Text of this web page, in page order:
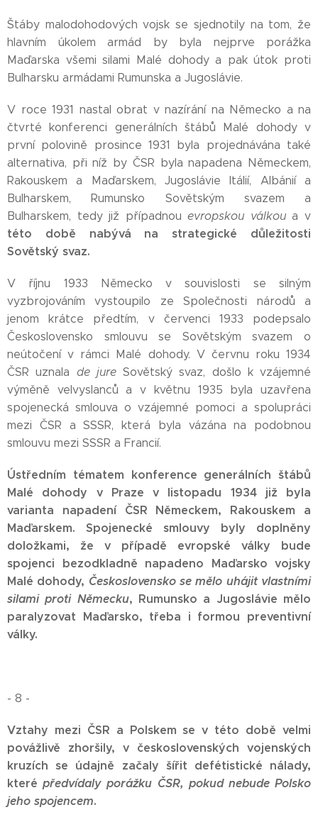
Štáby malodohodových vojsk se sjednotily na tom, že
hlavním úkolem armád by byla nejprve porážka
Maďarska všemi silami Malé dohody a pak útok proti
Bulharsku armádami Rumunska a Jugoslávie.
V roce 1931 nastal obrat v nazírání na Německo a na
čtvrté konferenci generálních štábů Malé dohody v
první polovině prosince 1931 byla projednávána také
alternativa, při níž by ČSR byla napadena Německem,
Rakouskem a Maďarskem, Jugoslávie Itálií, Albánií a
Bulharskem, Rumunsko Sovětským svazem a
Bulharskem, tedy již případnouevropskou válkoua v
této době nabývá na strategické důležitosti
Sovětský svaz.
V říjnu 1933 Německo v souvislosti se silným
vyzbrojováním vystoupilo ze Společnosti národů a
jenom krátce předtím, v červenci 1933 podepsalo
Československo smlouvu se Sovětským svazem o
neútočení v rámci Malé dohody. V červnu roku 1934
ČSR uznala de jureSovětský svaz, došlo k vzájemné
výměně velvyslanců a v květnu 1935 byla uzavřena
spojenecká smlouva o vzájemné pomoci a spolupráci
mezi ČSR a SSSR, která byla vázána na podobnou
smlouvu mezi SSSR a Francií.
Ústředním tématem konference generálních štábů
Malé dohody v Praze v listopadu 1934 již byla
varianta napadení ČSR Německem, Rakouskem a
Maďarskem. Spojenecké smlouvy byly doplněny
doložkami, že
v případě evropské války bude
spojenci bezodkladně napadeno Maďarsko vojsky
Malé dohody, Československo se mělo uhájit vlastními
silamiproti Německu, Rumunsko a Jugoslávie mělo
paralyzovat Maďarsko, třeba i formou preventivní
války.
- 8 -
Vztahy mezi ČSR a Polskem se v této době velmi
povážlivě zhoršily, v československých vojenských
kruzích se údajně
začaly šířit defétistické nálady,
kterépředvídaly porážku ČSR, pokud nebude Polsko
jeho spojencem.